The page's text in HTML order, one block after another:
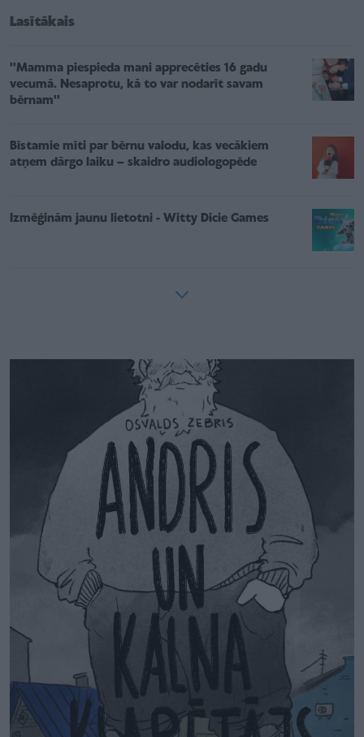
Lasītākais
''Mamma piespieda mani apprecēties 16 gadu
vecumā. Nesaprotu, kā to var nodarīt savam
bērnam''
Bīstamie mīti par bērnu valodu, kas vecākiem
atņem dārgo laiku – skaidro audiologopēde
Izmēģinām jaunu lietotni - Witty Dicie Games